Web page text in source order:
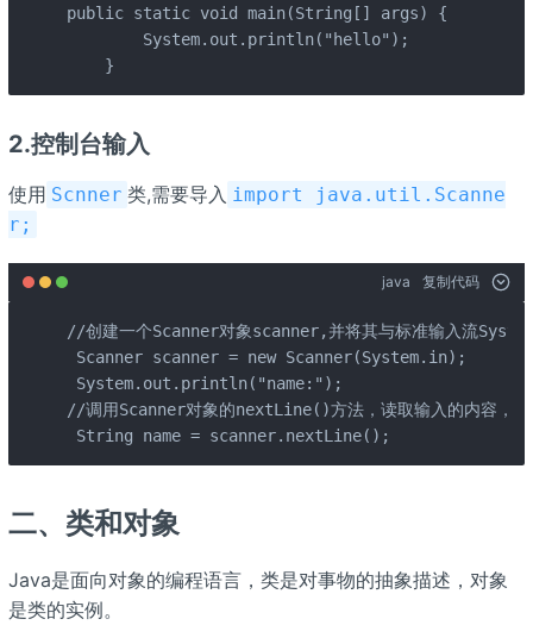
public static void main(String[] args) {
        System.out.println("hello");
    }
2.控制台输入
使用 Scnner 类,需要导入 import java.util.Scanne
r;
java 复制代码
//创建一个Scanner对象scanner,并将其与标准输入流
Scanner scanner = new Scanner(System.in);
System.out.println("name:");
//调用Scanner对象的nextLine()方法，读取输入的内容，并
String name = scanner.nextLine();
二、类和对象
Java是面向对象的编程语言，类是对事物的抽象描述，对象
是类的实例。